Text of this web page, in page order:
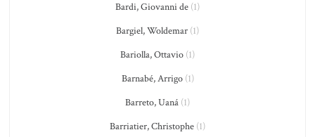
Bardi, Giovanni de (1)
Bargiel, Woldemar (1)
Bariolla, Ottavio (1)
Barnabé, Arrigo(1)
Barreto, Uaná (1)
Barriatier, Christophe (1)